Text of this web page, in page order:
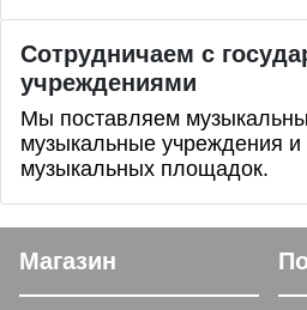
Сотрудничаем с
учреждениями
Мы поставляем
музыкальные учреждения
музыкальных площадок.
Магазин